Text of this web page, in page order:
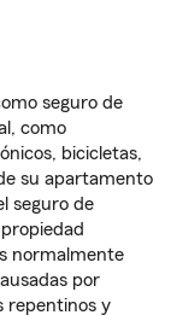
seguro de
como
bicicletas,
su apartamento
seguro de
normalmente
por
repentinos y